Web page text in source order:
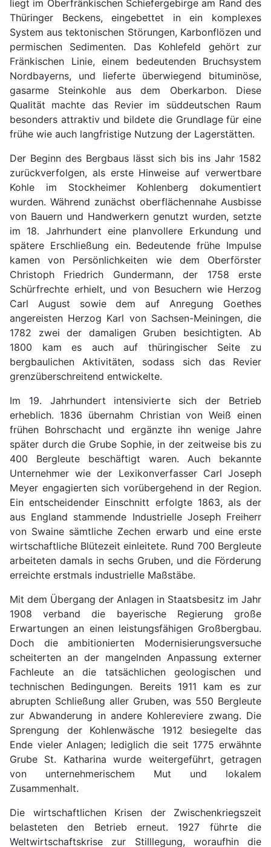
liegt im Oberfränkischen Schiefergebirge am Rand des
Thüringer Beckens, eingebettet in ein komplexes
System aus tektonischen Störungen, Karbonflözen und
permischen Sedimenten. Das Kohlefeld gehört zur
Fränkischen Linie, einem bedeutenden Bruchsystem
Nordbayerns, und lieferte überwiegend bituminöse,
gasarme Steinkohle aus dem Oberkarbon. Diese
Qualität machte das Revier im süddeutschen Raum
besonders attraktiv und bildete die Grundlage für eine
frühe wie auch langfristige Nutzung der Lagerstätten.
Der Beginn des Bergbaus lässt sich bis ins Jahr 1582
zurückverfolgen, als erste Hinweise auf verwertbare
Kohle im Stockheimer Kohlenberg dokumentiert
wurden. Während zunächst oberflächennahe Ausbisse
von Bauern und Handwerkern genutzt wurden, setzte
im 18. Jahrhundert eine planvollere Erkundung und
spätere Erschließung ein. Bedeutende frühe Impulse
kamen von Persönlichkeiten wie dem Oberförster
Christoph Friedrich Gundermann, der 1758 erste
Schürfrechte erhielt, und von Besuchern wie Herzog
Carl August sowie dem auf Anregung Goethes
angereisten Herzog Karl von Sachsen-Meiningen, die
1782 zwei der damaligen Gruben besichtigten. Ab
1800 kam es auch auf thüringischer Seite zu
bergbaulichen Aktivitäten, sodass sich das Revier
grenzüberschreitend entwickelte.
Im 19. Jahrhundert intensivierte sich der Betrieb
erheblich. 1836 übernahm Christian von Weiß einen
frühen Bohrschacht und ergänzte ihn wenige Jahre
später durch die Grube Sophie, in der zeitweise bis zu
400 Bergleute beschäftigt waren. Auch bekannte
Unternehmer wie der Lexikonverfasser Carl Joseph
Meyer engagierten sich vorübergehend in der Region.
Ein entscheidender Einschnitt erfolgte 1863, als der
aus England stammende Industrielle Joseph Freiherr
von Swaine sämtliche Zechen erwarb und eine erste
wirtschaftliche Blütezeit einleitete. Rund 700 Bergleute
arbeiteten damals in sechs Gruben, und die Förderung
erreichte erstmals industrielle Maßstäbe.
Mit dem Übergang der Anlagen in Staatsbesitz im Jahr
1908 verband die bayerische Regierung große
Erwartungen an einen leistungsfähigen Großbergbau.
Doch die ambitionierten Modernisierungsversuche
scheiterten an der mangelnden Anpassung externer
Fachleute an die tatsächlichen geologischen und
technischen Bedingungen. Bereits 1911 kam es zur
abrupten Schließung aller Gruben, was 550 Bergleute
zur Abwanderung in andere Kohlereviere zwang. Die
Sprengung der Kohlenwäsche 1912 besiegelte das
Ende vieler Anlagen; lediglich die seit 1775 erwähnte
Grube St. Katharina wurde weitergeführt, getragen
von unternehmerischem Mut und lokalem
Zusammenhalt.
Die wirtschaftlichen Krisen der Zwischenkriegszeit
belasteten den Betrieb erneut. 1927 führte die
Weltwirtschaftskrise zur Stilllegung, woraufhin die